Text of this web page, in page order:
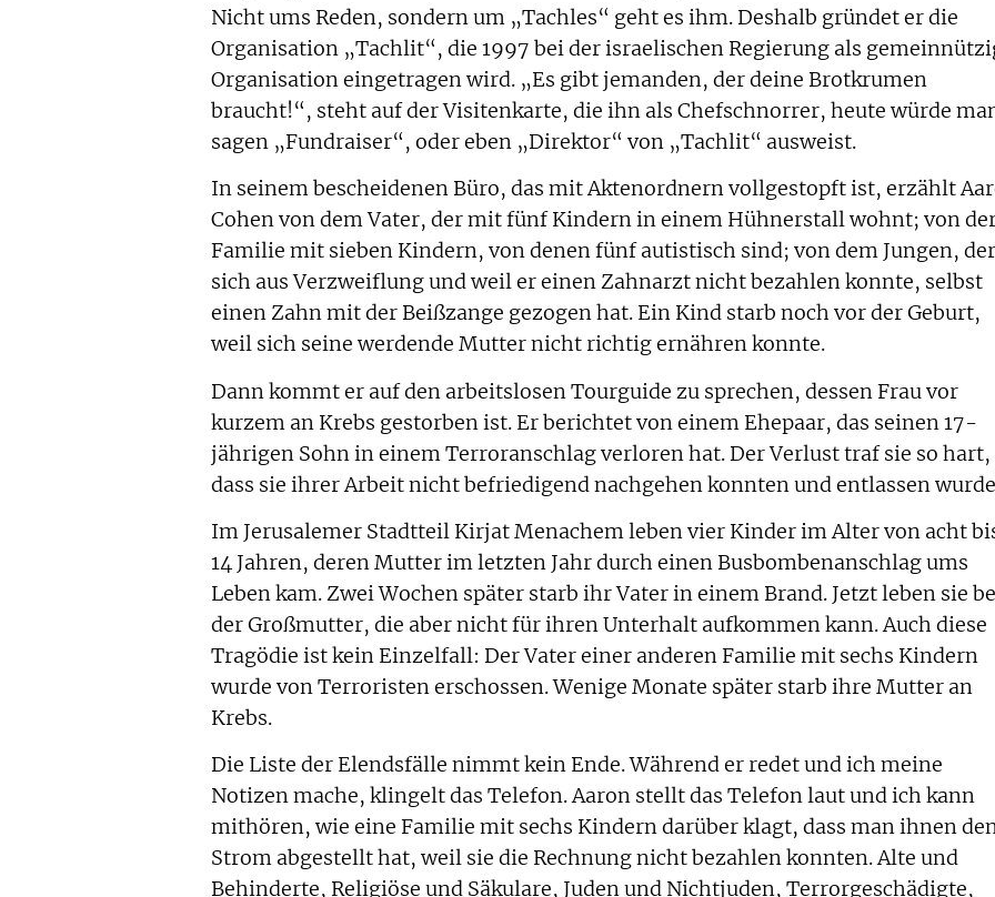
Nicht ums Reden, sondern um „Tachles“ geht es ihm. Deshalb gründet er die
Organisation „Tachlit“, die 1997 bei der israelischen Regierung als
Organisation eingetragen wird. „Es gibt jemanden, der deine Brotkrumen
braucht!“, steht auf der Visitenkarte, die ihn als Chefschnorrer, heute würde
sagen „Fundraiser“, oder eben „Direktor“ von „Tachlit“ ausweist.
In seinem bescheidenen Büro, das mit Aktenordnern vollgestopft ist, erzählt
Cohen von dem Vater, der mit fünf Kindern in einem Hühnerstall wohnt; von
Familie mit sieben Kindern, von denen fünf autistisch sind; von dem Jungen, der
sich aus Verzweiflung und weil er einen Zahnarzt nicht bezahlen konnte, selbst
einen Zahn mit der Beißzange gezogen hat. Ein Kind starb noch vor der Geburt,
weil sich seine werdende Mutter nicht richtig ernähren konnte.
Dann kommt er auf den arbeitslosen Tourguide zu sprechen, dessen Frau vor
kurzem an Krebs gestorben ist. Er berichtet von einem Ehepaar, das seinen 17-
jährigen Sohn in einem Terroranschlag verloren hat. Der Verlust traf sie so hart,
dass sie ihrer Arbeit nicht befriedigend nachgehen konnten und entlassen
Im Jerusalemer Stadtteil Kirjat Menachem leben vier Kinder im Alter von acht
14 Jahren, deren Mutter im letzten Jahr durch einen Busbombenanschlag ums
Leben kam. Zwei Wochen später starb ihr Vater in einem Brand. Jetzt leben sie
der Großmutter, die aber nicht für ihren Unterhalt aufkommen kann. Auch diese
Tragödie ist kein Einzelfall: Der Vater einer anderen Familie mit sechs Kindern
wurde von Terroristen erschossen. Wenige Monate später starb ihre Mutter an
Krebs.
Die Liste der Elendsfälle nimmt kein Ende. Während er redet und ich meine
Notizen mache, klingelt das Telefon. Aaron stellt das Telefon laut und ich kann
mithören, wie eine Familie mit sechs Kindern darüber klagt, dass man ihnen
Strom abgestellt hat, weil sie die Rechnung nicht bezahlen konnten. Alte und
Behinderte, Religiöse und Säkulare, Juden und Nichtjuden, Terrorgeschädigte,